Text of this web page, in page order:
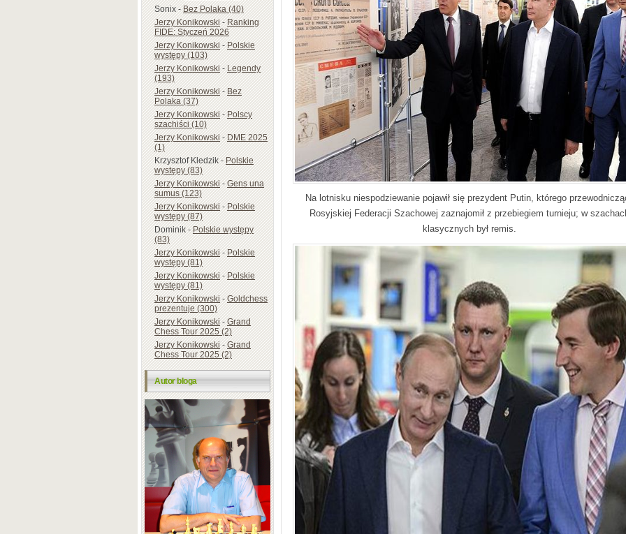
Sonix-Bez Polaka (40)
Jerzy Konikowski-Ranking
FIDE: Styczeń 2026
Jerzy Konikowski-Polskie
występy (103)
Jerzy Konikowski-Legendy
(193)
Jerzy Konikowski-Bez
Polaka (37)
Jerzy Konikowski-Polscy
szachiści (10)
Jerzy Konikowski-DME 2025
(1)
Krzysztof Kledzik-Polskie
występy (83)
Jerzy Konikowski-Gens una
sumus (123)
Jerzy Konikowski-Polskie
występy (87)
Dominik-Polskie występy
(83)
Jerzy Konikowski-Polskie
występy (81)
Jerzy Konikowski-Polskie
występy (81)
Jerzy Konikowski-Goldchess
prezentuje (300)
Jerzy Konikowski-Grand
Chess Tour 2025 (2)
Jerzy Konikowski-Grand
Chess Tour 2025 (2)
Autor bloga
Na lotnisku niespodziewanie pojawił się prezydent Putin, którego
Rosyjskiej Federacji Szachowej zaznajomił z przebiegiem turnieju; w
klasycznych był remis.